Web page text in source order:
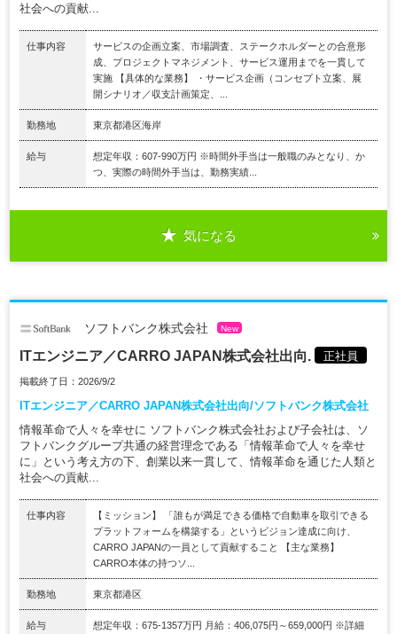
社会への貢献...
仕事内容
サービスの企画立案、市場調査、ステークホルダーとの合意形
成、プロジェクトマネジメント、サービス運用までを一貫して
実施 【具体的な業務】 ・サービス企画（コンセプト立案、展
開シナリオ／収支計画策定、...
勤務地 東京都港区海岸
給与
想定年収：607-990万円 ※時間外手当は一般職のみとなり、か
つ、実際の時間外手当は、勤務実績...
気になる
ソフトバンク株式会社 New
ITエンジニア／CARRO JAPAN株式会社出向. 正社員
掲載終了日：2026/9/2
ITエンジニア／CARRO JAPAN株式会社出向/ソフトバンク株式会社
情報革命で人々を幸せに ソフトバンク株式会社および子会社は、ソ
フトバンクグループ共通の経営理念である「情報革命で人々を幸せ
に」という考え方の下、創業以来一貫して、情報革命を通じた人類と
社会への貢献...
仕事内容
【ミッション】 「誰もが満足できる価格で自動車を取引できる
プラットフォームを構築する」というビジョン達成に向け、
CARRO JAPANの一員として貢献すること 【主な業務】
CARRO本体の持つソ...
勤務地 東京都港区
給与
想定年収：675-1357万円 月給：406,075円～659,000円 ※詳細